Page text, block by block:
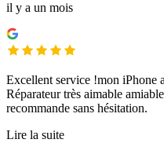
il y a un mois
Excellent service !mon iPhone
Réparateur très aimable
recommande sans hésitation.
Lire la suite